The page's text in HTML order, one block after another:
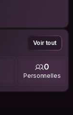
Voir tout
0
Personnelles